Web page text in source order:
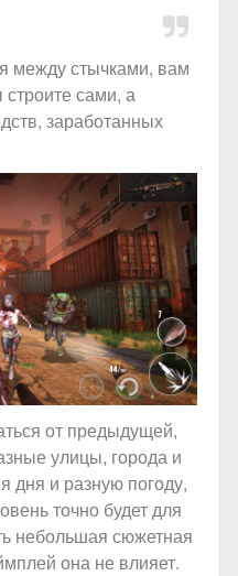
между стычками, вам
строите сами, а
заработанных
от предыдущей,
улицы, города и
дня и разную погоду,
точно будет для
небольшая сюжетная
она не влияет.